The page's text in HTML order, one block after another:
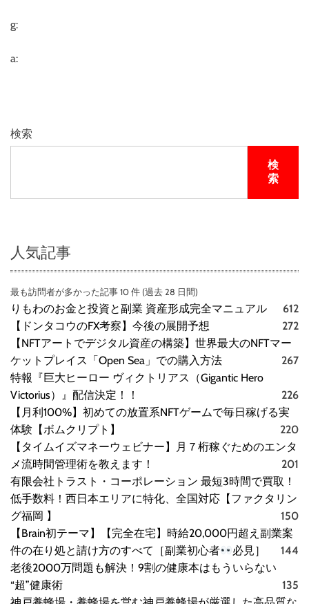
g:
a:
検索
検
索
人気記事
最も訪問者が多かった記事 10 件 (過去 28 日間)
りもわのお金と投資と副業 資産形成完全マニュアル
612
【ドンタコウのFX考察】今後の展開予想
272
【NFTアートでデジタル資産の構築】世界最大のNFTマー
ケットプレイス「Open Sea」での購入方法
267
特報『巨大ヒーロー ヴィクトリアス（Gigantic Hero
Victorius）』配信決定！！
226
【月利100%】初めての放置系NFTゲームで毎日稼げる実
体験【ボムクリプト】
220
【タイムイズマネーウェビナー】月７桁稼ぐためのエンタ
メ流時間管理術を教えます！
201
有限会社トラスト・コーポレーション 最短3時間で買取！
低手数料！西日本エリアに特化、全国対応【ファクタリン
グ福岡 】
150
【Brain初テーマ】【完全在宅】時給20,000円超え副業案
件の在り処と請け方のすべて［副業初心者
必見］
144
老後2000万問題も解決！9割の健康本はもういらない
“超”健康術
135